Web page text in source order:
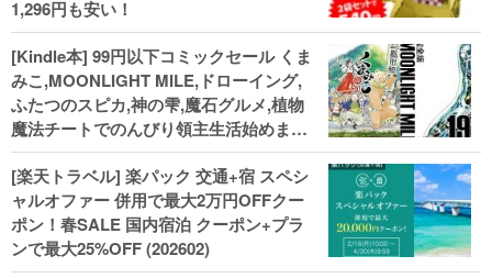
1,296円も安い！
[Kindle本] 99円以下コミックセール くま
みこ,MOONLIGHT MILE,ドローイング,
ふたつのスピカ,神の雫,魔石グルメ,植物
魔法チートでのんびり領主生活始めます,
武装少女マキャヴェリズム,金色の文字使
い等
[楽天トラベル] 楽パック 交通+宿 スペシ
ャルオファー 併用で最大2万円OFFクー
ポン！春SALE 国内宿泊 クーポン+プラ
ンで最大25%OFF (202602)